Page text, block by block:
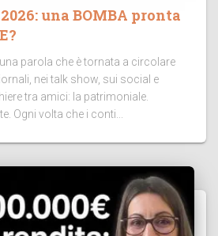
una BOMBA pronta
parola che è tornata a circolare
nei talk show, sui social e
tra amici: la patrimoniale.
Ogni volta che i conti...